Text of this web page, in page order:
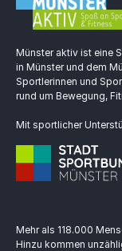
Münster aktiv ist eine
in Münster und dem
Sportlerinnen und
rund um Bewegung,
Mit sportlicher
Mehr als 118.000
Hinzu kommen